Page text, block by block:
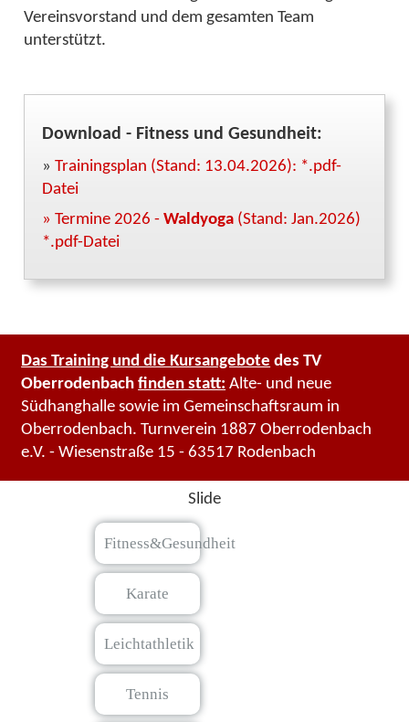
Vereinsvorstand und dem gesamten Team
unterstützt.
Download - Fitness und Gesundheit:
»Trainingsplan (Stand: 13.04.2026): *.pdf-
Datei
» Termine 2026 - Waldyoga (Stand: Jan.2026)
*.pdf-Datei
Das Training und die Kursangebote des TV
Oberrodenbach finden statt: Alte- und neue
Südhanghalle sowie im Gemeinschaftsraum in
Oberrodenbach. Turnverein 1887 Oberrodenbach
e.V. - Wiesenstraße 15 - 63517 Rodenbach
Slide
Fitness&Gesundheit
Karate
Leichtathletik
Tennis